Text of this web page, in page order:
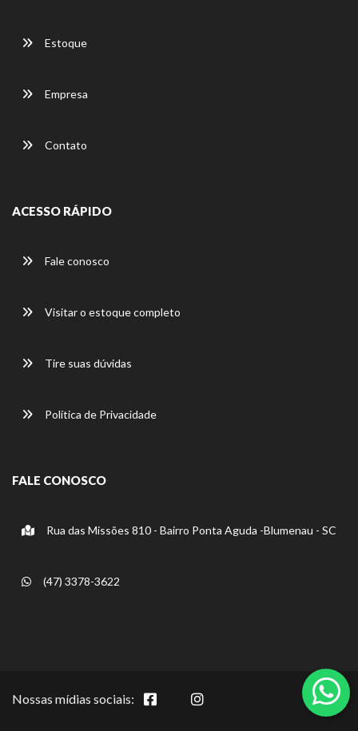
Estoque
Empresa
Contato
ACESSO RÁPIDO
Fale conosco
Visitar o estoque completo
Tire suas dúvidas
Política de Privacidade
FALE CONOSCO
Rua das Missões 810 - Bairro Ponta Aguda -Blumenau - SC
(47) 3378-3622
Nossas mídias sociais: